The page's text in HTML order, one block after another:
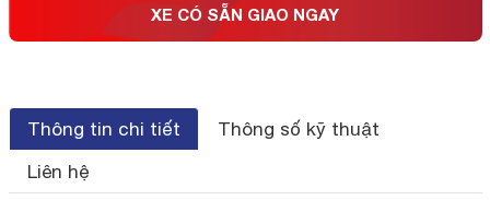
XE CÓ SẴN GIAO NGAY
Thông tin chi tiết
Thông số kỹ thuật
Liên hệ